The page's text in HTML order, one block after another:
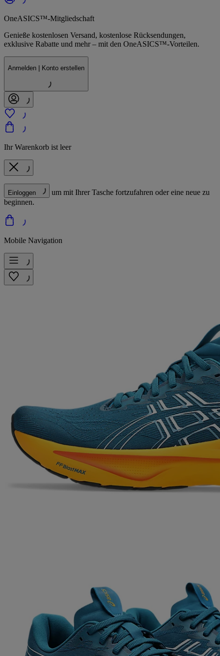
OneASICS™-Mitgliedschaft
Genieße kostenlosen Versand, kostenlose Rücksendungen,
exklusive Rabatte und mehr – mit den OneASICS™-Vorteilen.
Anmelden | Konto erstellen
Ihr Warenkorb ist leer
Einloggen
um mit Ihrer Tasche fortzufahren oder eine neue zu
beginnen.
Mobile Navigation